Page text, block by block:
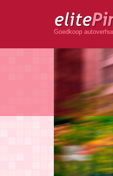
Goedkoop